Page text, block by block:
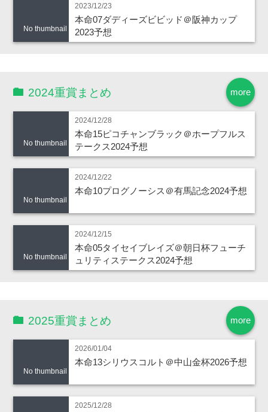
No thumbnail
2023/12/23
本命07ダディーズビビッド＠阪神カップ
2023予想
more
2024重賞まとめ
No thumbnail
2024/12/28
本命15ピコチャンブラック＠ホープフルス
テークス2024予想
No thumbnail
2024/12/22
本命10プログノーシス＠有馬記念2024予想
No thumbnail
2024/12/15
本命05タイセイブレイズ＠朝日杯フューチ
ュリティステークス2024予想
more
2025重賞まとめ
No thumbnail
2026/01/04
本命13シリウスコルト＠中山金杯2026予想
2025/12/28